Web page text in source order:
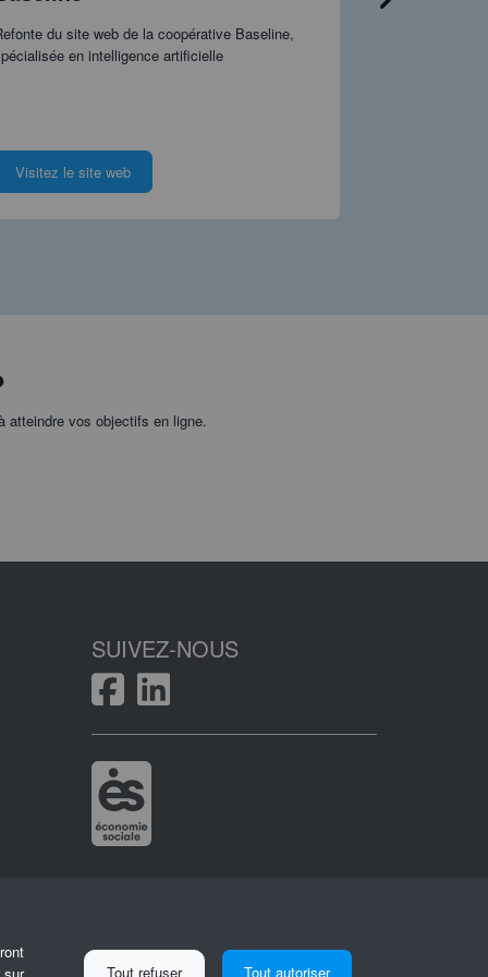
du site web de la coopérative Baseline,
en intelligence artificielle
Visitez le site web
atteindre vos objectifs en ligne.
Tout refuser Tout autoriser
SUIVEZ-NOUS